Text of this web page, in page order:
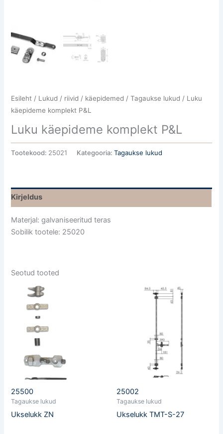
Esileht / Lukud / riivid / käepidemed /Tagaukse lukud / Luku
käepideme komplekt P&L
Luku käepideme komplekt P&L
Tootekood: 25021 Kategooria:Tagaukse lukud
Kirjeldus
Materjal: galvaniseeritud teras
Sobilik tootele: 25020
Seotud tooted
25500
Tagaukse lukud
Ukselukk ZN
25002
Tagaukse lukud
Ukselukk TMT-S-27